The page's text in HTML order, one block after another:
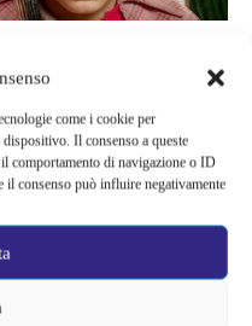
come i cookie per
Il consenso a queste
comportamento di navigazione o ID
consenso può influire negativamente
DEI
(titolo originale: "The
ultime serie approdate su
e piccini. Tratta
successo, grazie al vasto